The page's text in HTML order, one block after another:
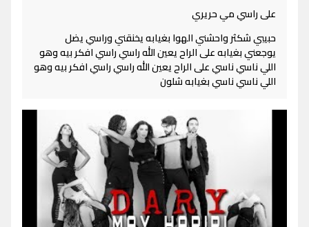
على راسي مي حريري
حبيبي شكثر واحشني الهوا بغيابه يخنقني وراسي يضل
يوجعني بغيابه على الراح يعين الله راسي راسي افكر بيه وهو
اللي ناسي ناسي على الراح يعين الله راسي راسي افكر بيه وهو
اللي ناسي ناسي بغيابه شلون